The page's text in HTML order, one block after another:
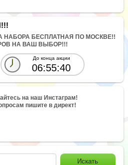
НАБОРА БЕСПЛАТНАЯ ПО МОСКВЕ!!
НА ВАШ ВЫБОР!!!
До конца акции
06:55:40
на наш Инстаграм!
пишите в директ!